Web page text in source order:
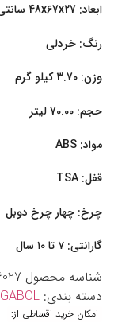
ابعاد: 48x67x27 سانتی متر
رنگ: خردلی
وزن: 3.70 کیلو گرم
حجم: 70.00 لیتر
مواد: ABS
قفل: TSA
چرخ: چهار چرخ دوبل
گارانتی: ۷ تا ۱۰ سال
شناسه محصول
دسته بندی: GABOL
امکان خرید اقساطی از: